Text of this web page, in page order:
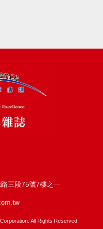
三段75號7樓之一
All Rights Reserved.